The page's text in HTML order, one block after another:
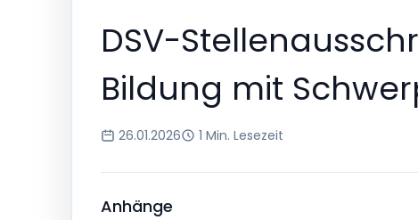
DSV-
Bildung mit
26.01.2026 1 Min. Lesezeit
Anhänge